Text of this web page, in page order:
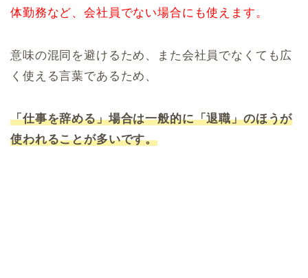
体勤務など、会社員でない場合にも使えます。
意味の混同を避けるため、また会社員でなくても広
く使える言葉であるため、
「仕事を辞める」場合は一般的に「退職」のほうが
使われることが多いです。